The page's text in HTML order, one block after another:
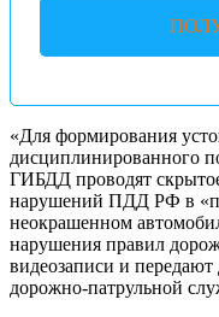
«Для формирования
дисциплинированного
ГИБДД проводят
нарушений ПДД РФ в
неокрашенном
нарушения правил
видеозаписи и
дорожно-патрульной